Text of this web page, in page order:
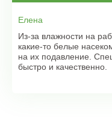
Елена
Из-за влажности на
какие-то белые
на их подавление.
быстро и качественно.